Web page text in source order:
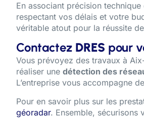
En associant précision
respectant vos délais et votre
véritable atout pour la réussite
Contactez DRES pour
Vous prévoyez des travaux à
réaliser une détection des
L’entreprise vous accompagne
Pour en savoir plus sur les
géoradar. Ensemble, sécurisons